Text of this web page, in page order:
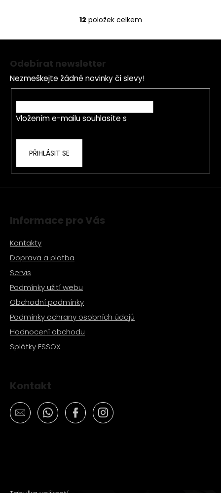
O
v
a
c
í
p
r
ý
p
12 položek celkem
Odebírat newsletter
Nezmeškejte žádné novinky či slevy!
Vložením e-mailu souhlasíte s
PŘIHLÁSIT SE
Informace pro Vás
Kontakty
Doprava a platba
Servis
Podmínky užití webu
Obchodní podmínky
Podmínky ochrany osobních údajů
Hodnocení obchodu
Splátky ESSOX
Kontakt